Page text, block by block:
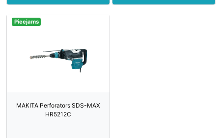
Pieejams
MAKITA Perforators SDS-MAX
HR5212C